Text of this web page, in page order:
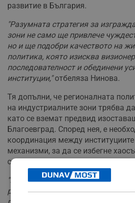
развитие в България.
"Разумната стратегия за
зони не само ще привлече
но и ще подобри качеството на
политика, която изисква
последователност и обединени
институции,"отбеляза Нинова.
Тя допълни, че регионалната
на индустриалните зони трябва
като се вземат предвид
Благоевград. Според нея, е
координация между
механизми, за да се избегне
се постигне реален напредък.
"Нашата категорична позиция е
реиндустриализация на